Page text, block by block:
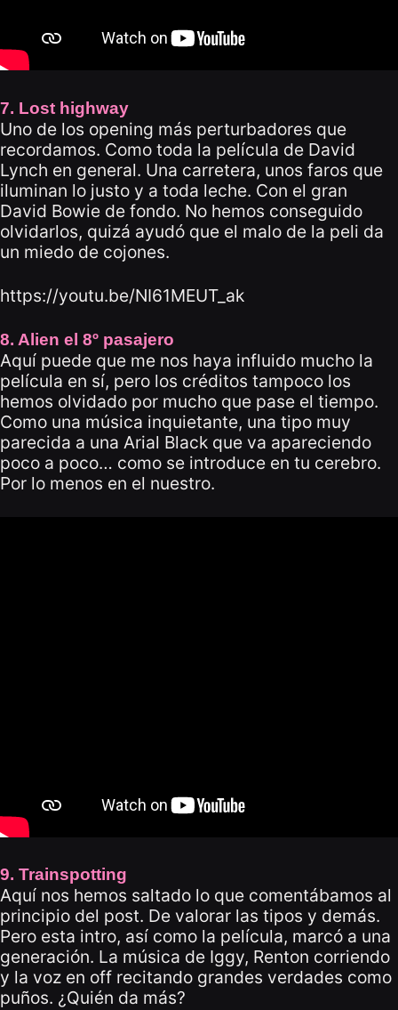
7. Lost highway
Uno de los opening más perturbadores que
recordamos. Como toda la película de David
Lynch en general. Una carretera, unos faros que
iluminan lo justo y a toda leche. Con el gran
David Bowie de fondo. No hemos conseguido
olvidarlos, quizá ayudó que el malo de la peli da
un miedo de cojones.
https://youtu.be/NI61MEUT_ak
8. Alien el 8º pasajero
Aquí puede que me nos haya influido mucho la
película en sí, pero los créditos tampoco los
hemos olvidado por mucho que pase el tiempo.
Como una música inquietante, una tipo muy
parecida a una Arial Black que va apareciendo
poco a poco… como se introduce en tu cerebro.
Por lo menos en el nuestro.
9. Trainspotting
Aquí nos hemos saltado lo que comentábamos al
principio del post. De valorar las tipos y demás.
Pero esta intro, así como la película, marcó a una
generación. La música de Iggy, Renton corriendo
y la voz en off recitando grandes verdades como
puños. ¿Quién da más?